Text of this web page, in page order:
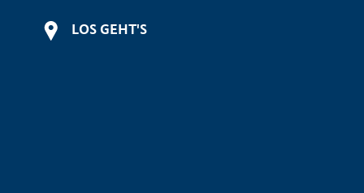
LOS GEHT'S